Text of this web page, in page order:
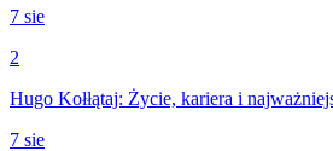
7 sie
2
Hugo Kołłątaj: Życie, kariera i
7 sie